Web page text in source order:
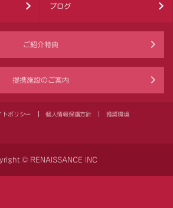
ブログ
ご紹介特典
提携施設のご案内
トポリシー 個人情報保護方針 推奨環境
© RENAISSANCE INC